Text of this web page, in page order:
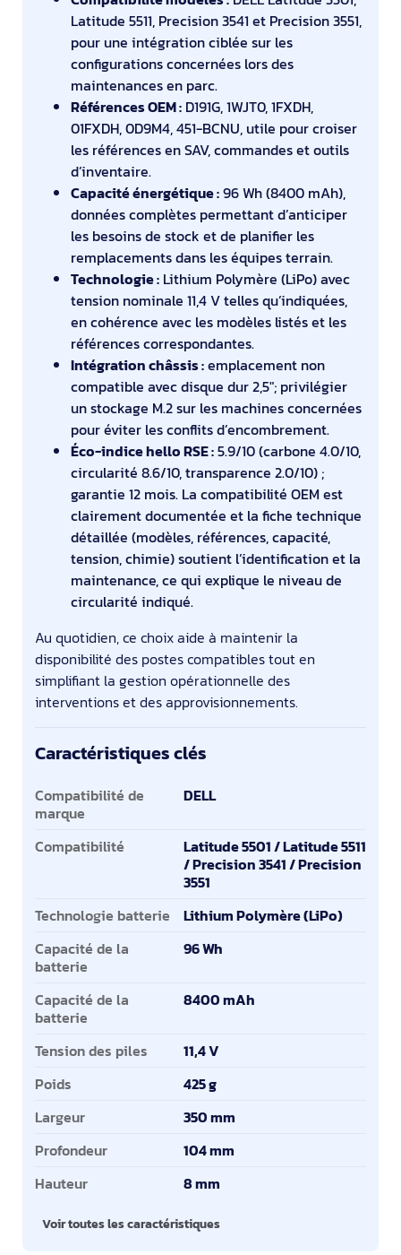
Latitude 5511, Precision 3541 et Precision 3551,
pour une intégration ciblée sur les
configurations concernées lors des
maintenances en parc.
Références OEM : D191G, 1WJT0, 1FXDH,
01FXDH, 0D9M4, 451-BCNU, utile pour croiser
les références en SAV, commandes et outils
d’inventaire.
Capacité énergétique :96 Wh (8400 mAh),
données complètes permettant d’anticiper
les besoins de stock et de planifier les
remplacements dans les équipes terrain.
Technologie : Lithium Polymère (LiPo) avec
tension nominale 11,4 V telles qu’indiquées,
en cohérence avec les modèles listés et les
références correspondantes.
Intégration châssis :emplacement non
compatible avec disque dur 2,5"; privilégier
un stockage M.2 sur les machines concernées
pour éviter les conflits d’encombrement.
Éco-indice hello RSE :5.9/10 (carbone 4.0/10,
circularité 8.6/10, transparence 2.0/10) ;
garantie 12 mois. La compatibilité OEM est
clairement documentée et la fiche technique
détaillée (modèles, références, capacité,
tension, chimie) soutient l’identification et la
maintenance, ce qui explique le niveau de
circularité indiqué.
Au quotidien, ce choix aide à maintenir la
disponibilité des postes compatibles tout en
simplifiant la gestion opérationnelle des
interventions et des approvisionnements.
Caractéristiques clés
Caractéristiques clés
Compatibilité de
marque
DELL
Compatibilité
Latitude 5501 / Latitude 5511
/ Precision 3541 / Precision
3551
Technologie batterie
Lithium Polymère (LiPo)
Capacité de la
batterie
96 Wh
Capacité de la
batterie
8400 mAh
Tension des piles
11,4 V
Poids
425 g
Largeur
350 mm
Profondeur
104 mm
Hauteur
8 mm
Voir toutes les caractéristiques